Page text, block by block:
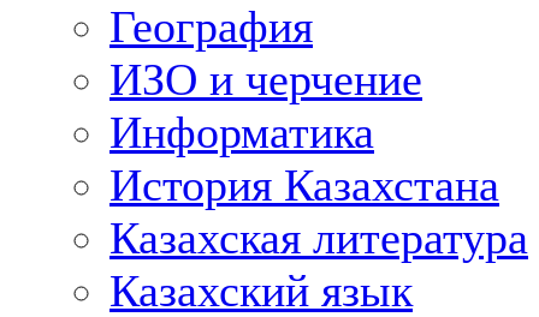
География
ИЗО и черчение
Информатика
История Казахстана
Казахская литература
Казахский язык